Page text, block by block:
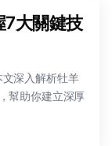
7大關鍵技
深入解析牡羊
幫助你建立深厚